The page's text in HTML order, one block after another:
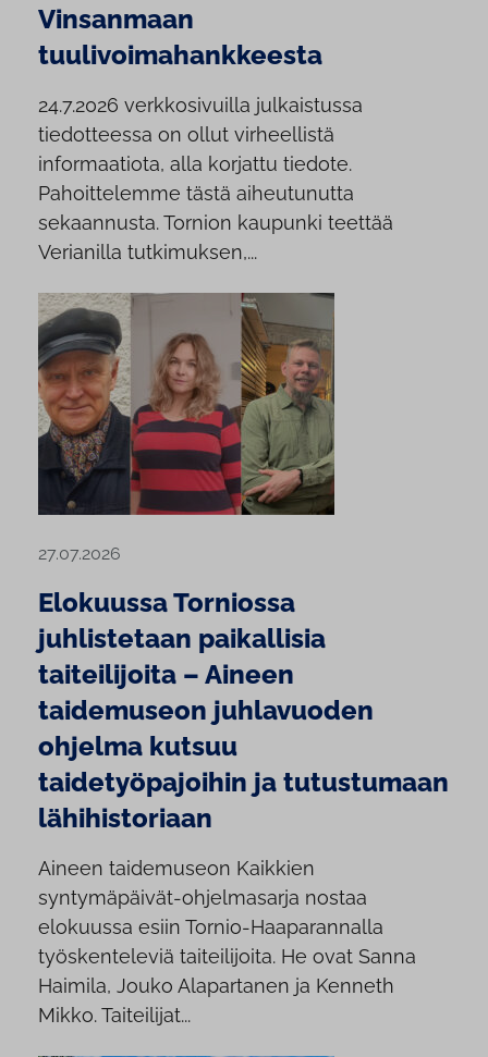
Vinsanmaan
tuulivoimahankkeesta
24.7.2026 verkkosivuilla julkaistussa
tiedotteessa on ollut virheellistä
informaatiota, alla korjattu tiedote.
Pahoittelemme tästä aiheutunutta
sekaannusta. Tornion kaupunki teettää
Verianilla tutkimuksen,...
27.07.2026
Elokuussa Torniossa
juhlistetaan paikallisia
taiteilijoita – Aineen
taidemuseon juhlavuoden
ohjelma kutsuu
taidetyöpajoihin ja tutustumaan
lähihistoriaan
Aineen taidemuseon Kaikkien
syntymäpäivät-ohjelmasarja nostaa
elokuussa esiin Tornio-Haaparannalla
työskenteleviä taiteilijoita. He ovat Sanna
Haimila, Jouko Alapartanen ja Kenneth
Mikko. Taiteilijat...